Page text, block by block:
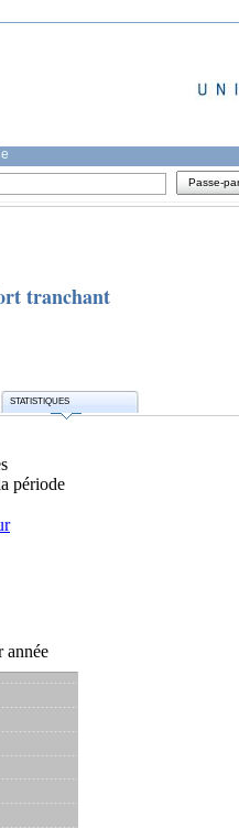
Passe-
tranchant
STATISTIQUES